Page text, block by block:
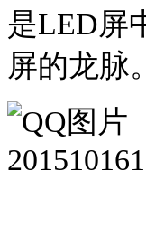
是LED屏
屏的龙脉。